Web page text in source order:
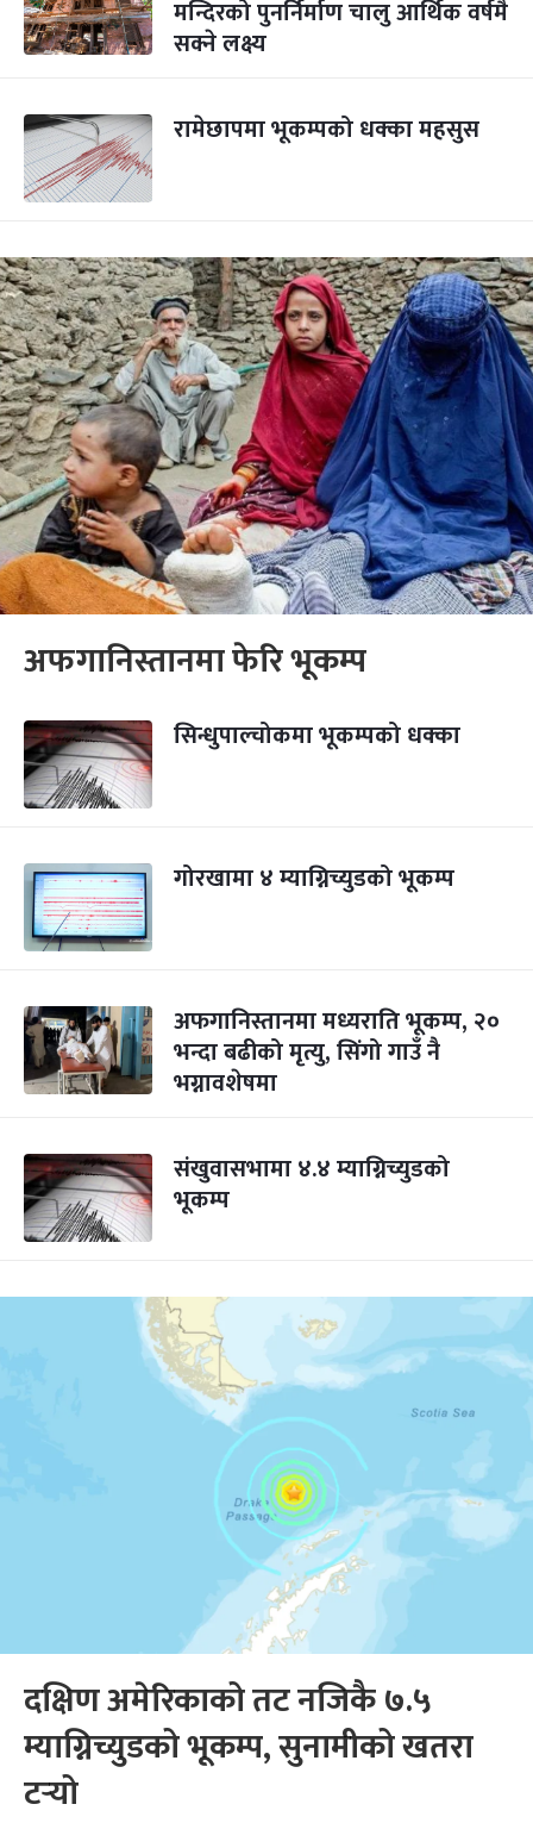
मन्दिरको पुनर्निर्माण चालु आर्थिक वर्षमै
सक्ने लक्ष्य
रामेछापमा भूकम्पको धक्का महसुस
अफगानिस्तानमा फेरि भूकम्प
सिन्धुपाल्चोकमा भूकम्पको धक्का
गोरखामा ४ म्याग्निच्युडको भूकम्प
अफगानिस्तानमा मध्यराति भूकम्प, २०
भन्दा बढीको मृत्यु, सिंगो गाउँ नै
भग्नावशेषमा
संखुवासभामा ४.४ म्याग्निच्युडको
भूकम्प
दक्षिण अमेरिकाको तट नजिकै ७.५
म्याग्निच्युडको भूकम्प, सुनामीको खतरा
टर्‍यो